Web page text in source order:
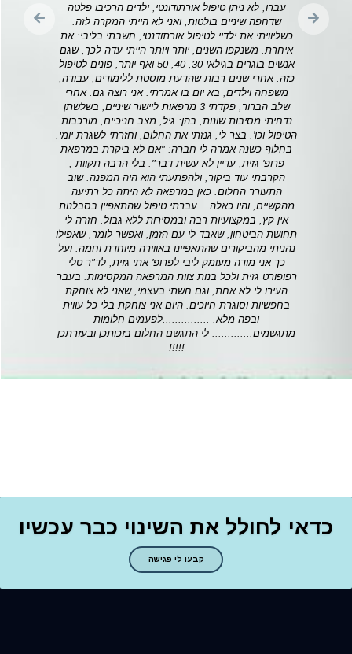
עברו, לא ניתן טיפול אורתודונטי, ילדים הרכיבו פלטה
שדחפה שיניים בולטות, ואני לא הייתי המקרה לזה.
כשליוויתי את ילדיי לטיפול אורתודנטי, חשבתי בליבי: את
איחרת. משנקפו השנים, יותר ויותר הייתי עדה לכך, שגם
אנשים בוגרים בגילאי 30, 40, 50 ואף יותר, פונים לטיפול
כזה. אחרי שנים רבות שהדעת מוסטת ללימודים, עבודה,
משפחה וילדים, בא יום בו אמרתי: אני רוצה גם. אחרי
שלב הברור, פקדתי 3 מרפאות ליישור שיניים, בשלשתן
נדחיתי מסיבות שונות, בהן: גיל, מצב חניכיים, מורכבות
הטיפול וכו'. בצר לי, גנזתי את החלום, וחזרתי לשגרת יומי.
בחלוף כשנה אמרה לי חברה: "אם לא ביקרת במרפאת
פרופ' גזית, עדיין לא עשית דבר". בלי הרבה תקוות ,
הקרבתי עוד ביקור, ולהפתעתי הוא היה המפנה. שוב
התעורר החלום. כאן במרפאה לא היתה כל רתיעה
מהקשיים, והיו כאלה... עברתי טיפול שהתאפיין בסבלנות
אין קץ, במקצועיות רבה ובמסירות ללא גבול. חזרה לי
תחושת הביטחון, שאבד לי עם הזמן, ואפשר לומר, שאפילו
נהניתי מהביקורים שהתאפיינו באווירה מיוחדת וחמה. ועל
כך אני מודה מעומק ליבי לפרופ' אתי גזית, לד"ר טלי
רפופורט גזית ולכל בנות צוות המרפאה המקסימות. בעבר
העירו לי לא אחת, וגם חשתי בעצמי, שאני לא צוחקת
בחפשיות וסוגרת חיוכים. היום אני צוחקת בלי כל עווית
ובפה מלא. ...............לפעמים חלומות
מתגשמים............. לי התגשם החלום בזכותכן ובעזרתכן
!!!!!
כדאי לחולל את השינוי כבר עכשיו
קבעו לי פגישה